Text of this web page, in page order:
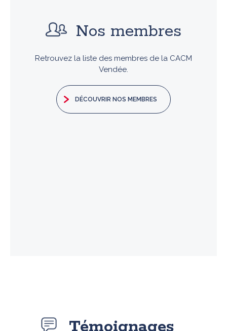
Nos membres
Retrouvez la liste des membres de la CACM
Vendée.
DÉCOUVRIR NOS MEMBRES